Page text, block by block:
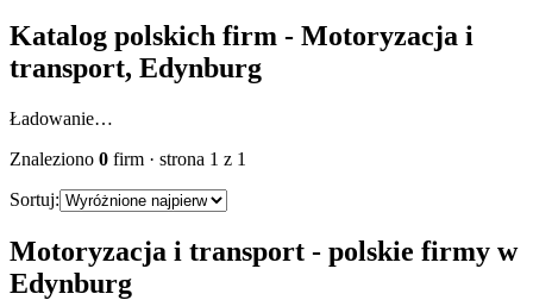
Katalog polskich firm - Motoryzacja i
transport, Edynburg
Ładowanie…
Znaleziono 0 firm · strona 1 z 1
Sortuj:
Motoryzacja i transport - polskie firmy w
Edynburg